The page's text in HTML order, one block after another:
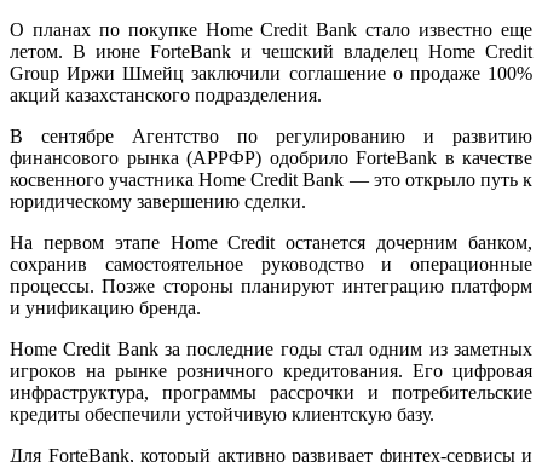
О планах по покупке Home Credit Bank стало известно еще
летом. В июне ForteBank и чешский владелец Home Credit
Group Иржи Шмейц заключили соглашение о продаже 100%
акций казахстанского подразделения.
В сентябре Агентство по регулированию и развитию
финансового рынка (АРРФР) одобрило ForteBank в качестве
косвенного участника Home Credit Bank — это открыло путь к
юридическому завершению сделки.
На первом этапе Home Credit останется дочерним банком,
сохранив самостоятельное руководство и операционные
процессы. Позже стороны планируют интеграцию платформ
и унификацию бренда.
Home Credit Bank за последние годы стал одним из заметных
игроков на рынке розничного кредитования. Его цифровая
инфраструктура, программы рассрочки и потребительские
кредиты обеспечили устойчивую клиентскую базу.
Для ForteBank, который активно развивает финтех-сервисы и